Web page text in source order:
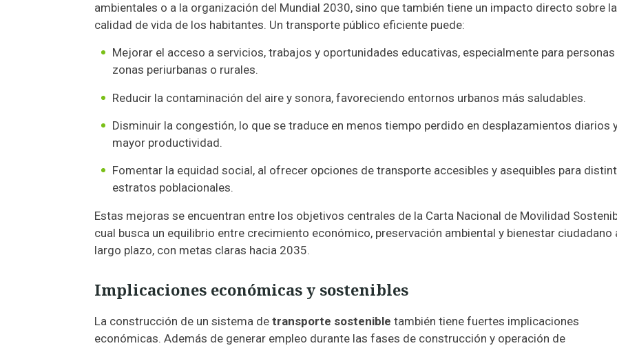
ambientales o a la organización del Mundial 2030, sino que también tiene un impacto directo sobre la
calidad de vida de los habitantes. Un transporte público eficiente puede:
Mejorar el acceso a servicios, trabajos y oportunidades educativas, especialmente para personas
zonas periurbanas o rurales.
Reducir la contaminación del aire y sonora, favoreciendo entornos urbanos más saludables.
Disminuir la congestión, lo que se traduce en menos tiempo perdido en desplazamientos diarios
mayor productividad.
Fomentar la equidad social, al ofrecer opciones de transporte accesibles y asequibles para
estratos poblacionales.
Estas mejoras se encuentran entre los objetivos centrales de la Carta Nacional de Movilidad
cual busca un equilibrio entre crecimiento económico, preservación ambiental y bienestar ciudadano
largo plazo, con metas claras hacia 2035.
Implicaciones económicas y sostenibles
La construcción de un sistema de transporte sostenible también tiene fuertes implicaciones
económicas. Además de generar empleo durante las fases de construcción y operación de